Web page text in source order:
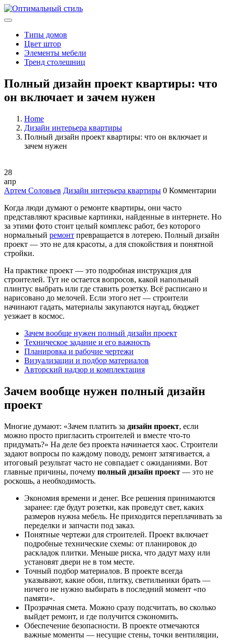
Типы домов
Цвет штор
Элементы мебели
Тренд столешниц
Полный дизайн проект квартиры: что
он включает и зачем нужен
Home
Дизайн интерьера квартиры
Полный дизайн проект квартиры: что он включает и
зачем нужен
28
апр
Артем Соловьев Дизайн интерьера квартиры 0 Комментарии
Когда люди думают о ремонте квартиры, они часто
представляют красивые картинки, найденные в интернете. Но
за этими фото стоит целый комплекс работ, без которого
нормальный ремонт превращается в лотерею. Полный дизайн
проект — это не для красоты, а для спокойствия и понятной
стройки.
На практике проект — это подробная инструкция для
строителей. Тут не остается вопросов, какой напольный
плинтус выбрать или где ставить розетку. Всё расписано и
нарисовано до мелочей. Если этого нет — строители
начинают гадать, материалы закупаются наугад, бюджет
уезжает в космос.
Зачем вообще нужен полный дизайн проект
Техническое задание и его важность
Планировка и рабочие чертежи
Визуализации и подбор материалов
Авторский надзор и комплектация
Зачем вообще нужен полный дизайн
проект
Многие думают: «Зачем платить за дизайн проект, если
можно просто пригласить строителей и вместе что-то
придумать?» На деле без проекта начинается хаос. Строители
задают вопросы по каждому поводу, ремонт затягивается, а
итоговый результат часто не совпадает с ожиданиями. Вот
главные причины, почему полный дизайн проект — это не
роскошь, а необходимость.
Экономия времени и денег. Все решения принимаются
заранее: где будут розетки, как проведут свет, каких
размеров нужна мебель. Не приходится переплачивать за
переделки и запчасти под заказ.
Понятные чертежи для строителей. Проект включает
подробные технические схемы: от планировок до
раскладок плитки. Меньше риска, что дадут маху или
установят двери не в том месте.
Точный подбор материалов. В проекте всегда
указывают, какие обои, плитку, светильники брать —
ничего не нужно выбирать в последний момент «по
памяти».
Прозрачная смета. Можно сразу подсчитать, во сколько
выйдет ремонт, и где получится сэкономить.
Обеспечение безопасности. В проекте отмечаются
важные моменты — несущие стены, точки вентиляции,